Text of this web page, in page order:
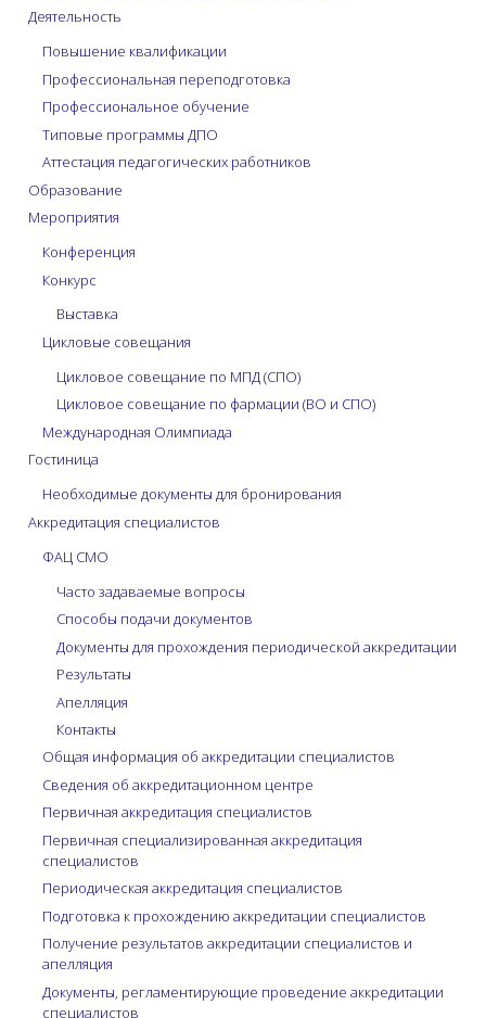
Деятельность
Повышение квалификации
Профессиональная переподготовка
Профессиональное обучение
Типовые программы ДПО
Аттестация педагогических работников
Образование
Мероприятия
Конференция
Конкурс
Выставка
Цикловые совещания
Цикловое совещание по МПД (СПО)
Цикловое совещание по фармации (ВО и СПО)
Международная Олимпиада
Гостиница
Необходимые документы для бронирования
Аккредитация специалистов
ФАЦ СМО
Часто задаваемые вопросы
Способы подачи документов
Документы для прохождения периодической аккредитации
Результаты
Апелляция
Контакты
Общая информация об аккредитации специалистов
Сведения об аккредитационном центре
Первичная аккредитация специалистов
Первичная специализированная аккредитация
специалистов
Периодическая аккредитация специалистов
Подготовка к прохождению аккредитации специалистов
Получение результатов аккредитации специалистов и
апелляция
Документы, регламентирующие проведение аккредитации
специалистов